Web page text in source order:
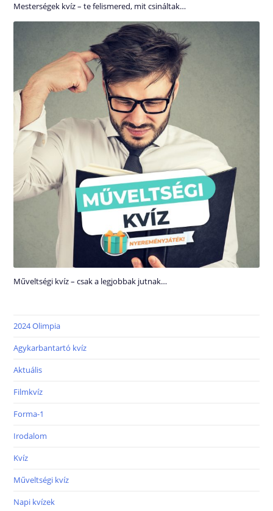
Mesterségek kvíz – te felismered, mit csináltak…
Műveltségi kvíz – csak a legjobbak jutnak…
2024 Olimpia
Agykarbantartó kvíz
Aktuális
Filmkvíz
Forma-1
Irodalom
Kvíz
Műveltségi kvíz
Napi kvízek